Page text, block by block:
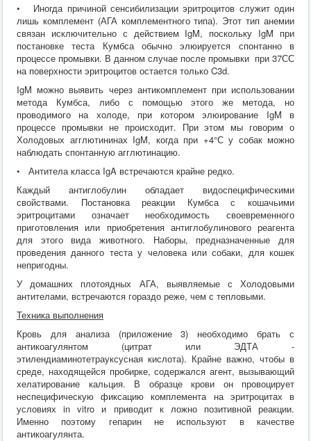
• Иногда причиной сенсибилизации эритроцитов служит один
лишь комплемент (АГА комплементного типа). Этот тип анемии
связан исключительно с действием IgM, поскольку IgM при
постановке теста Кумбса обычно элюируется спонтанно в
процессе промывки. В данном случае после промывки при 37СС
на поверхности эритроцитов остается только C3d.
IgM можно выявить через антикомплемент при использовании
метода Кумбса, либо с помощью этого же метода, но
проводимого на холоде, при котором элюирование IgM в
процессе промывки не происходит. При этом мы говорим о
Холодовых агглютининах IgM, когда при +4°С у собак можно
наблюдать спонтанную агглютинацию.
• Антитела класса IgA встречаются крайне редко.
Каждый антиглобулин обладает видоспецифическими
свойствами. Постановка реакции Кумбса с кошачьими
эритроцитами означает необходимость своевременного
приготовления или приобретения антиглобулинового реагента
для этого вида животного. Наборы, предназначенные для
проведения данного теста у человека или собаки, для кошек
непригодны.
У домашних плотоядных АГА, выявляемые с Холодовыми
антителами, встречаются гораздо реже, чем с тепловыми.
Техника выполнения
Кровь для анализа (приложение 3) необходимо брать с
антикоагулянтом (цитрат или ЭДТА -
этилендиаминотетрауксусная кислота). Крайне важно, чтобы в
среде, находящейся пробирке, содержался агент, вызывающий
хелатирование кальция. В образце крови он провоцирует
неспецифическую фиксацию комплемента на эритроцитах в
условиях in vitro и приводит к ложно позитивной реакции.
Именно поэтому гепарин не используют в качестве
антикоагулянта.